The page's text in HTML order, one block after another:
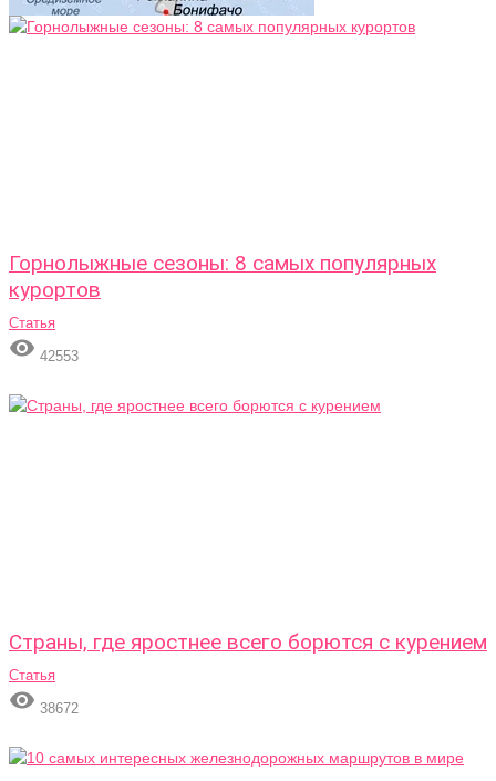
Горнолыжные сезоны: 8 самых популярных
курортов
Статья
 42553
Страны, где яростнее всего борются с курением
Статья
 38672